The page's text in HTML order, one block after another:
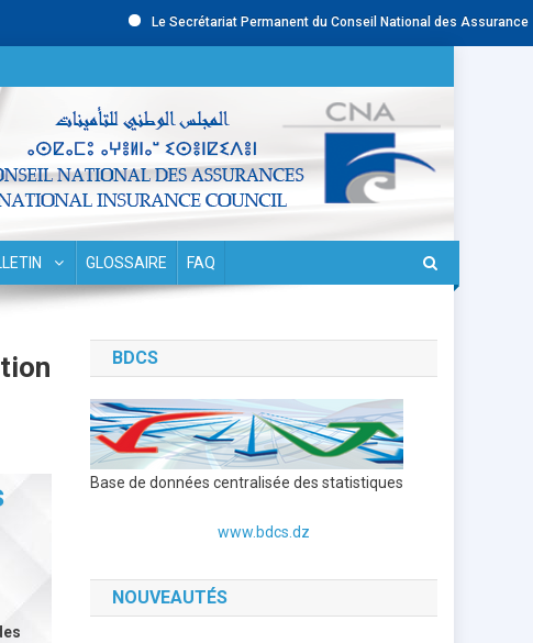
Le Secrétariat Permanent du Conseil National des Assurances
GLOSSAIRE FAQ
BDCS
Base de données centralisée des statistiques
www.bdcs.dz
NOUVEAUTÉS